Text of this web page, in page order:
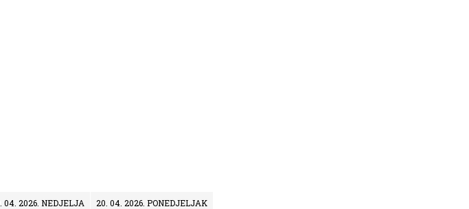
04. 2026. NEDJELJA 20. 04. 2026. PONEDJELJAK